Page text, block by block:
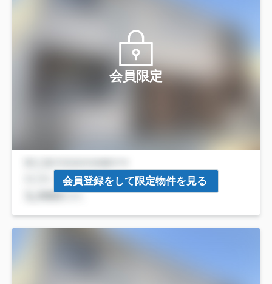
会員限定
会員登録をして限定物件を見る